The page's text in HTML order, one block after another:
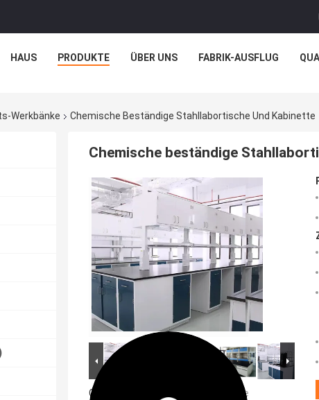
HAUS PRODUKTE ÜBER UNS FABRIK-AUSFLUG
Werkbänke Chemische Beständige Stahllabortische Und Kabinette
Chemische beständige
Großes Bild :
Chemische beständige